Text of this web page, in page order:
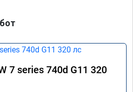
7 series 740d G11 320